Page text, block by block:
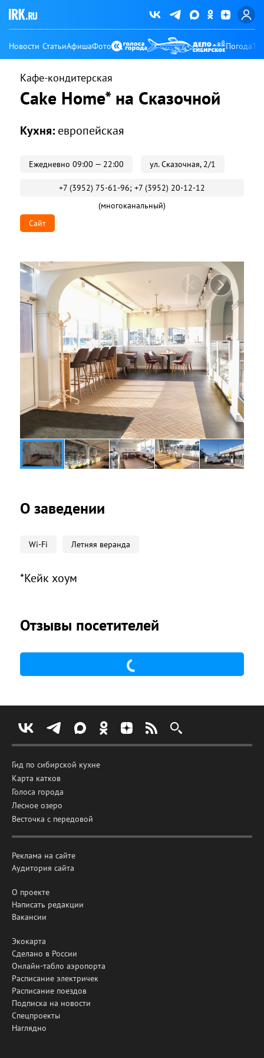
Новости СтатьиАфишаФото Погода
Кафе-кондитерская
Cake Home* на Сказочной
Кухня: европейская
Ежедневно 09:00 — 22:00 ул. Сказочная, 2/1
+7 (3952) 75-61-96; +7 (3952) 20-12-12
(многоканальный)
Сайт
О заведении
Wi-Fi Летняя веранда
*Кейк хоум
Отзывы посетителей
Гид по сибирской кухне
Карта катков
Голоса города
Лесное озеро
Весточка с передовой
Реклама на сайте
Аудитория сайта
О проекте
Написать редакции
Вакансии
Экокарта
Сделано в России
Онлайн-табло аэропорта
Расписание электричек
Расписание поездов
Подписка на новости
Спецпроекты
Наглядно